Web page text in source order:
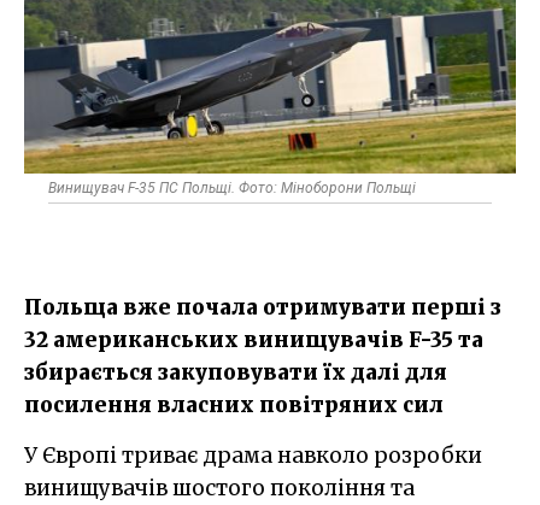
Винищувач F-35 ПС Польщі. Фото: Міноборони Польщі
Польща вже почала отримувати перші з
32 американських винищувачів F-35 та
збирається закуповувати їх далі для
посилення власних повітряних сил
У Європі триває драма навколо розробки
винищувачів шостого покоління та